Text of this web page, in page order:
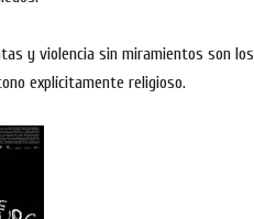
y violencia sin miramientos son los
explícitamente religioso.